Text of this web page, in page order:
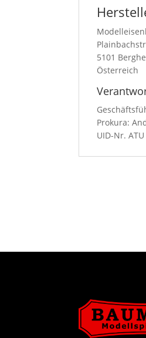
5101
Österreich
Prokura:
UID-Nr.